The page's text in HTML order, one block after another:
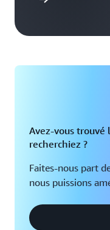
Avez-vous trouvé
recherchiez ?
Faites-nous part
nous puissions